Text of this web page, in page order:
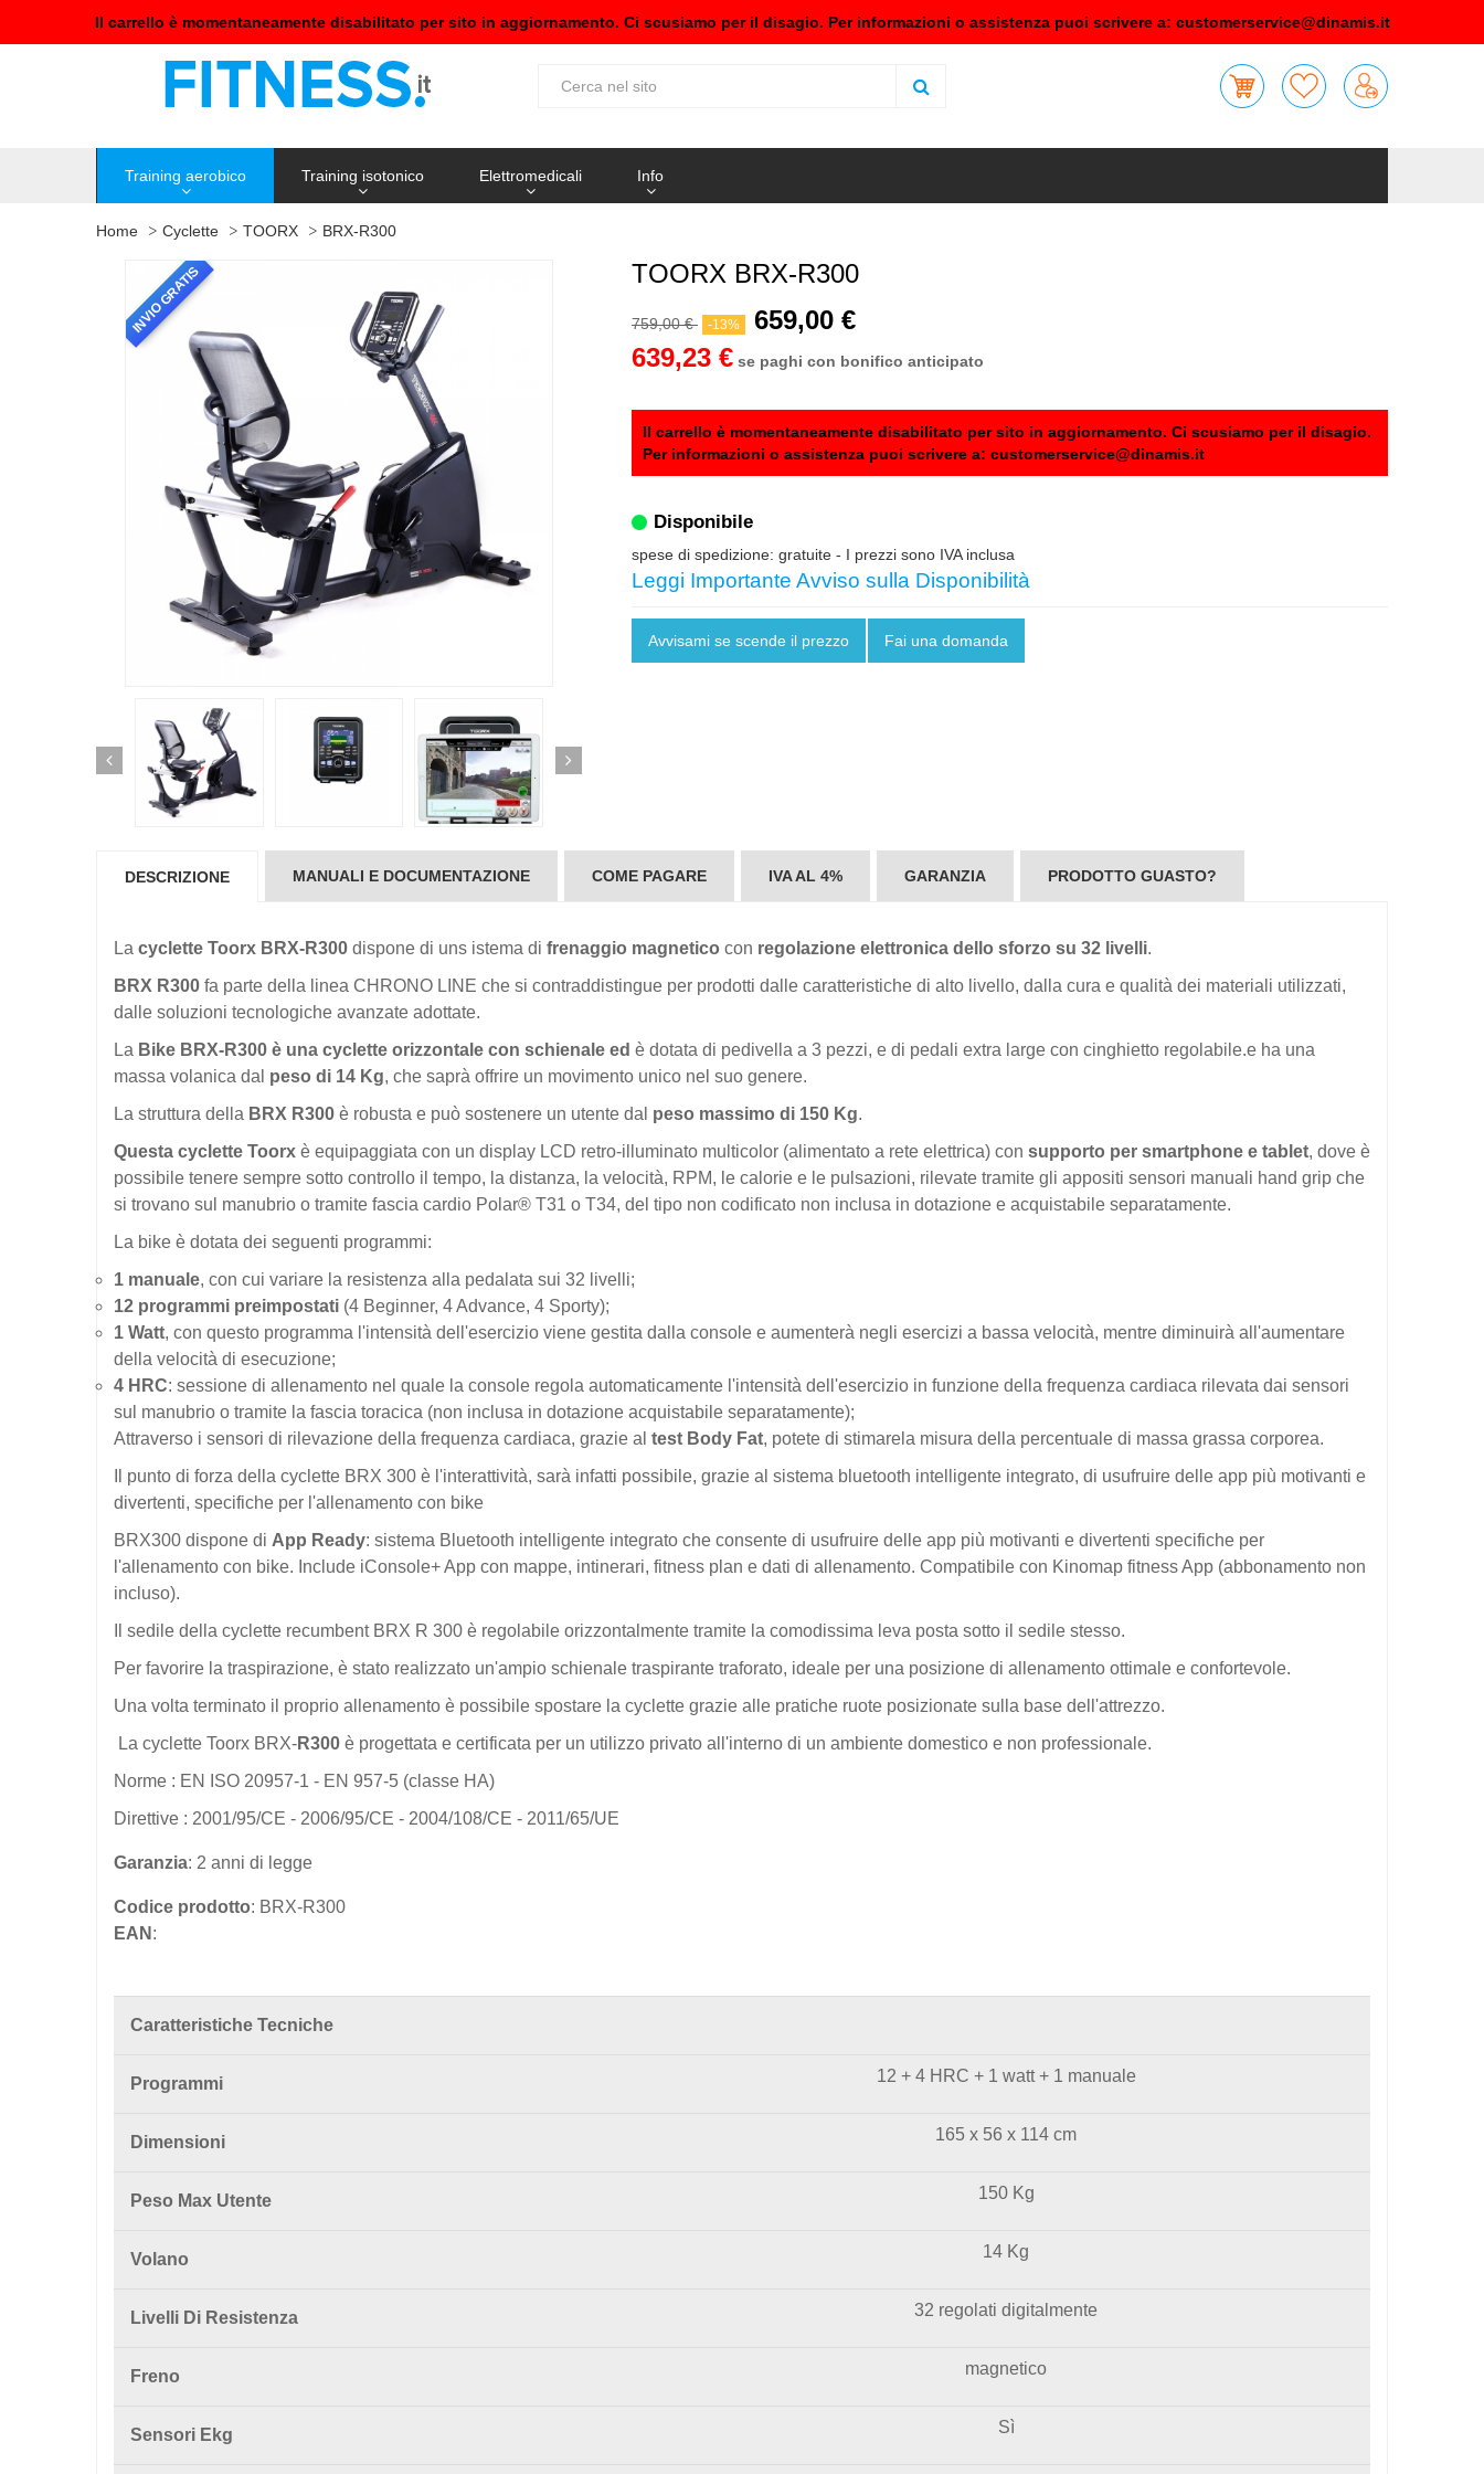
Il carrello è momentaneamente disabilitato per sito in aggiornamento. Ci scusiamo per il disagio. Per informazioni o assistenza puoi scrivere a: customerservice@dinamis.it
Training aerobico Training isotonico Elettromedicali Info
Home Cyclette TOORX BRX-R300
INVIO GRATIS TOORX BRX-R300
759,00 € -13%
659,00 €
639,23 € se paghi con bonifico anticipato
Il carrello è momentaneamente disabilitato per sito in aggiornamento. Ci scusiamo per il disagio.
Per informazioni o assistenza puoi scrivere a: customerservice@dinamis.it
Disponibile
spese di spedizione: gratuite - I prezzi sono IVA inclusa
Leggi Importante Avviso sulla Disponibilità
Avvisami se scende il prezzo Fai una domanda
DESCRIZIONE MANUALI E DOCUMENTAZIONE COME PAGARE IVA AL 4% GARANZIA PRODOTTO GUASTO?
La cyclette Toorx BRX-R300 dispone di uns istema di frenaggio magnetico con regolazione elettronica dello sforzo su 32 livelli.
BRX R300 fa parte della linea CHRONO LINE che si contraddistingue per prodotti dalle caratteristiche di alto livello, dalla cura e qualità dei materiali utilizzati,
dalle soluzioni tecnologiche avanzate adottate.
La Bike BRX-R300 è una cyclette orizzontale con schienale ed è dotata di pedivella a 3 pezzi, e di pedali extra large con cinghietto regolabile.e ha una
massa volanica dal peso di 14 Kg, che saprà offrire un movimento unico nel suo genere.
La struttura della BRX R300 è robusta e può sostenere un utente dal peso massimo di 150 Kg.
Questa cyclette Toorx è equipaggiata con un display LCD retro-illuminato multicolor (alimentato a rete elettrica) con supporto per smartphone e tablet, dove è
possibile tenere sempre sotto controllo il tempo, la distanza, la velocità, RPM, le calorie e le pulsazioni, rilevate tramite gli appositi sensori manuali hand grip che
si trovano sul manubrio o tramite fascia cardio Polar® T31 o T34, del tipo non codificato non inclusa in dotazione e acquistabile separatamente.
La bike è dotata dei seguenti programmi:
1 manuale, con cui variare la resistenza alla pedalata sui 32 livelli;
12 programmi preimpostati (4 Beginner, 4 Advance, 4 Sporty);
1 Watt, con questo programma l'intensità dell'esercizio viene gestita dalla console e aumenterà negli esercizi a bassa velocità, mentre diminuirà all'aumentare
della velocità di esecuzione;
4 HRC: sessione di allenamento nel quale la console regola automaticamente l'intensità dell'esercizio in funzione della frequenza cardiaca rilevata dai sensori
sul manubrio o tramite la fascia toracica (non inclusa in dotazione acquistabile separatamente);
Attraverso i sensori di rilevazione della frequenza cardiaca, grazie al test Body Fat, potete di stimarela misura della percentuale di massa grassa corporea.
Il punto di forza della cyclette BRX 300 è l'interattività, sarà infatti possibile, grazie al sistema bluetooth intelligente integrato, di usufruire delle app più motivanti e
divertenti, specifiche per l'allenamento con bike
BRX300 dispone di App Ready: sistema Bluetooth intelligente integrato che consente di usufruire delle app più motivanti e divertenti specifiche per
l'allenamento con bike. Include iConsole+ App con mappe, intinerari, fitness plan e dati di allenamento. Compatibile con Kinomap fitness App (abbonamento non
incluso).
Il sedile della cyclette recumbent BRX R 300 è regolabile orizzontalmente tramite la comodissima leva posta sotto il sedile stesso.
Per favorire la traspirazione, è stato realizzato un'ampio schienale traspirante traforato, ideale per una posizione di allenamento ottimale e confortevole.
Una volta terminato il proprio allenamento è possibile spostare la cyclette grazie alle pratiche ruote posizionate sulla base dell'attrezzo.
La cyclette Toorx BRX-R300 è progettata e certificata per un utilizzo privato all'interno di un ambiente domestico e non professionale.
Norme : EN ISO 20957-1 - EN 957-5 (classe HA)
Direttive : 2001/95/CE - 2006/95/CE - 2004/108/CE - 2011/65/UE
Garanzia: 2 anni di legge
Codice prodotto: BRX-R300
EAN :
Caratteristiche Tecniche
Programmi 12 + 4 HRC + 1 watt + 1 manuale
Dimensioni 165 x 56 x 114 cm
Peso Max Utente 150 Kg
Volano 14 Kg
Livelli Di Resistenza 32 regolati digitalmente
Freno magnetico
Sensori Ekg Sì